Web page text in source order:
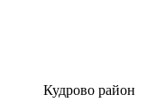
Кудрово район